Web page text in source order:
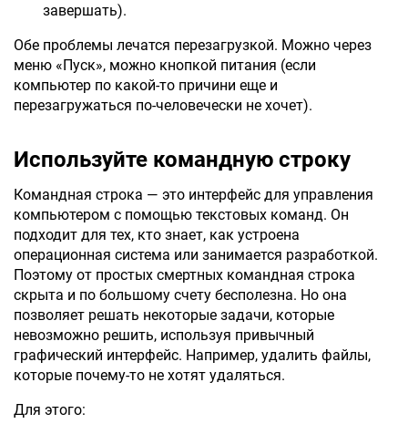
завершать).
Обе проблемы лечатся перезагрузкой. Можно через
меню «Пуск», можно кнопкой питания (если
компьютер по какой-то причини еще и
перезагружаться по-человечески не хочет).
Используйте командную строку
Командная строка — это интерфейс для управления
компьютером с помощью текстовых команд. Он
подходит для тех, кто знает, как устроена
операционная система или занимается разработкой.
Поэтому от простых смертных командная строка
скрыта и по большому счету бесполезна. Но она
позволяет решать некоторые задачи, которые
невозможно решить, используя привычный
графический интерфейс. Например, удалить файлы,
которые почему-то не хотят удаляться.
Для этого: